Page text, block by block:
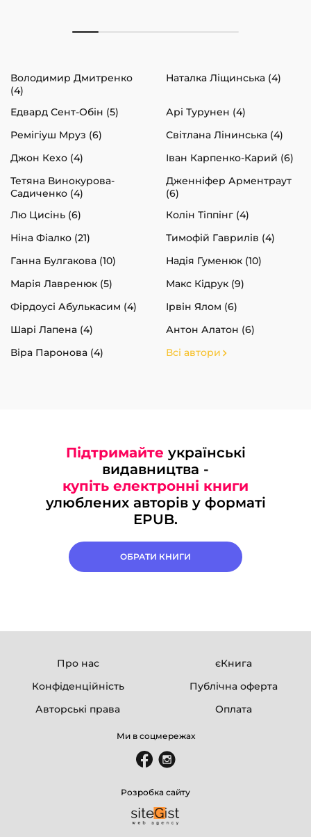
Володимир Дмитренко
(4)
Наталка Ліщинська (4)
Едвард Сент-Обін (5)
Арі Турунен (4)
Ремігіуш Мруз (6)
Світлана Лінинська (4)
Джон Кехо (4)
Іван Карпенко-Карий (6)
Тетяна Винокурова-
Садиченко (4)
Дженніфер Арментраут
(6)
Лю Цисінь (6)
Колін Тіппінг (4)
Ніна Фіалко (21)
Тимофій Гаврилів (4)
Ганна Булгакова (10)
Надія Гуменюк (10)
Марія Лавренюк (5)
Макс Кідрук (9)
Фірдоусі Абулькасим (4)
Ірвін Ялом (6)
Шарі Лапена (4)
Антон Алатон (6)
Віра Паронова (4)
Всі автори
Підтримайте українські
видавництва -
купіть електронні книги
улюблених авторів у форматі
EPUB.
ОБРАТИ КНИГИ
Про нас
єКнига
Конфіденційність
Публічна оферта
Авторські права
Оплата
Ми в соцмережах
Розробка сайту